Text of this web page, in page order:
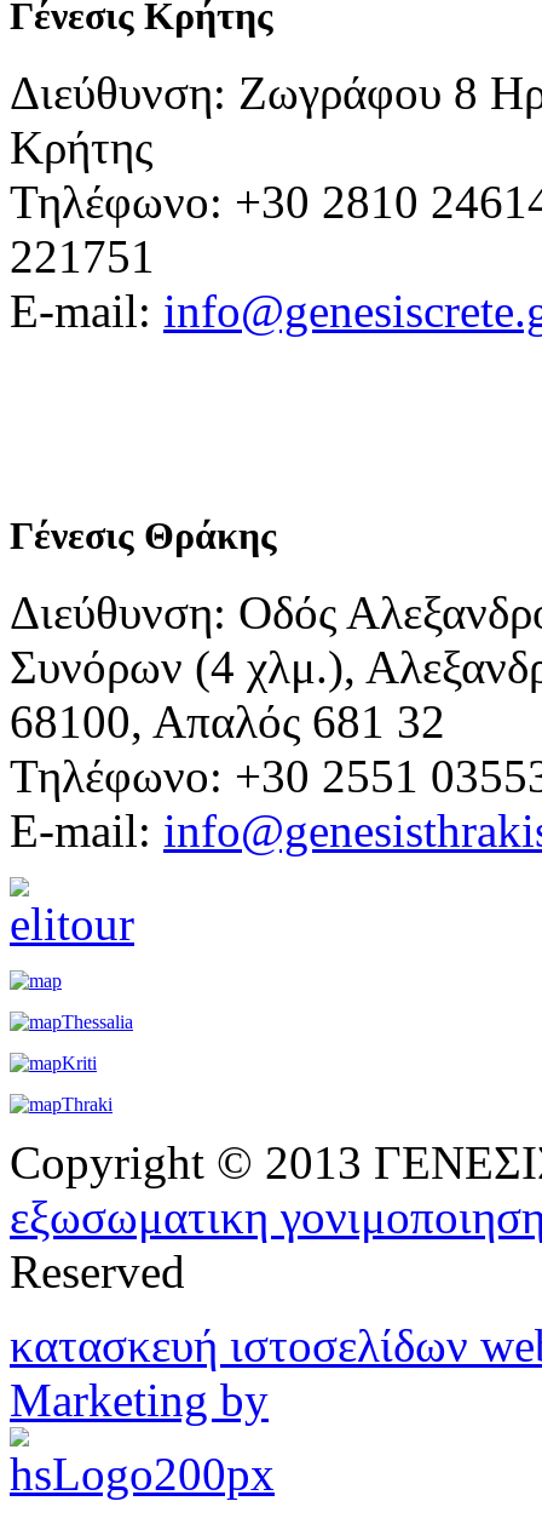
Γένεσις Κρήτης
Διεύθυνση: Ζωγράφου 8
Κρήτης
Τηλέφωνο: +30 2810
221751
E-mail:
Γένεσις Θράκης
Διεύθυνση: Οδός
Συνόρων (4 χλμ.),
68100, Απαλός 681 32
Τηλέφωνο: +30 2551
E-mail:
Copyright © 2013
εξωσωματικη
Reserved
κατασκευή ιστοσελίδων
Marketing by